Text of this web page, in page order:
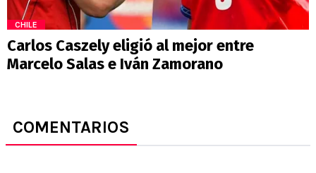
CHILE
Carlos Caszely eligió al mejor entre
Marcelo Salas e Iván Zamorano
COMENTARIOS